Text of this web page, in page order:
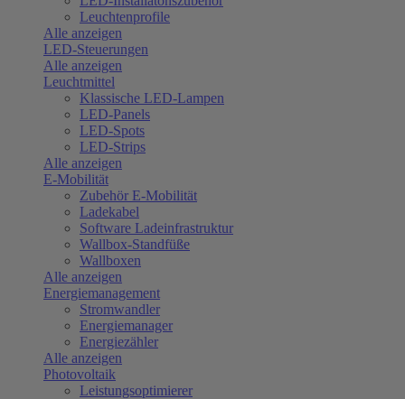
Leuchtenprofile
Alle anzeigen
LED-Steuerungen
Alle anzeigen
Leuchtmittel
Klassische LED-Lampen
LED-Panels
LED-Spots
LED-Strips
Alle anzeigen
E-Mobilität
Zubehör E-Mobilität
Ladekabel
Software Ladeinfrastruktur
Wallbox-Standfüße
Wallboxen
Alle anzeigen
Energiemanagement
Stromwandler
Energiemanager
Energiezähler
Alle anzeigen
Photovoltaik
Leistungsoptimierer